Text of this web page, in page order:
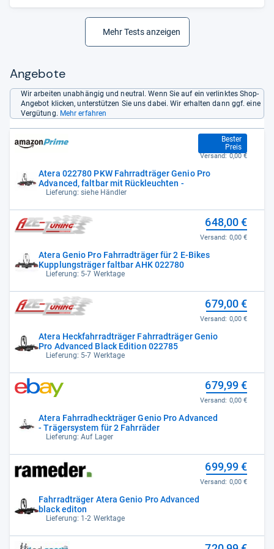
Mehr Tests anzeigen
Angebote
Wir arbeiten unabhängig und neutral. Wenn Sie auf ein verlinktes Shop-
Angebot klicken, unterstützen Sie uns dabei. Wir erhalten dann ggf. eine
Vergütung. Mehr erfahren
Atera 022780 PKW Fahrradträger Genio Pro
Advanced, faltbar mit Rückleuchten -
Lieferung: siehe Händler
Bester
Preis
599,00 €
Versand: 0,00 €
Atera Genio Pro Fahrradträger für 2 E-Bikes
Kupplungsträger faltbar AHK 022780
Lieferung: 5-7 Werktage
648,00 €
Versand: 0,00 €
Atera Heckfahrradträger Fahrradträger Genio
Pro Advanced Black Edition 022785
Lieferung: 5-7 Werktage
679,00 €
Versand: 0,00 €
Atera Fahrradheckträger Genio Pro Advanced
- Trägersystem für 2 Fahrräder
Lieferung: Auf Lager
679,99 €
Versand: 0,00 €
Fahrradträger Atera Genio Pro Advanced
black editon
Lieferung: 1-2 Werktage
699,99 €
Versand: 0,00 €